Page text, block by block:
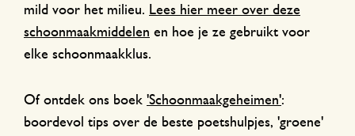
mild voor het milieu. Lees hier meer over deze
schoonmaakmiddelen en hoe je ze gebruikt voor
elke schoonmaakklus.
Of ontdek ons boek 'Schoonmaakgeheimen':
boordevol tips over de beste poetshulpjes, 'groene'